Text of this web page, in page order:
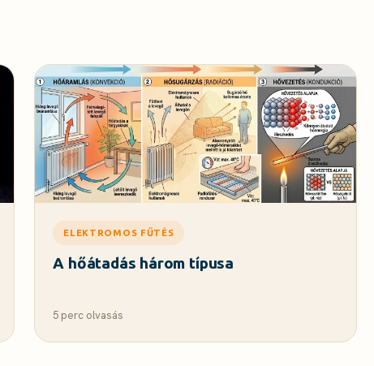
ELEKTROMOS FŰTÉS
A hőátadás három típusa
5 perc olvasás